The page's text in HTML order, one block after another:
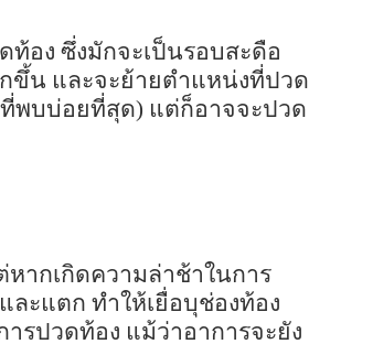
ท้อง ซึ่งมักจะเป็นรอบสะดือ
ขึ้น และจะย้ายตำแหน่งที่ปวด
พบบ่อยที่สุด) แต่ก็อาจจะปวด
หากเกิดความล่าช้าในการ
ละแตก ทำให้เยื่อบุช่องท้อง
รปวดท้อง แม้ว่าอาการจะยัง